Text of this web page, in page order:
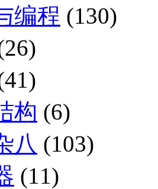
编程 (130)
构 (6)
八 (103)
(11)